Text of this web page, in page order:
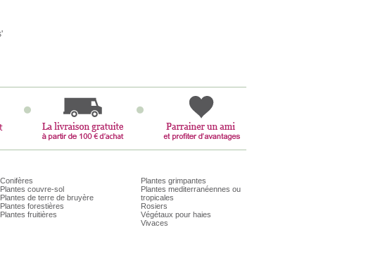
Conifères
Plantes couvre-sol
Plantes de terre de bruyère
Plantes forestières
Plantes fruitières
Plantes grimpantes
Plantes mediterranéennes ou
tropicales
Rosiers
Végétaux pour haies
Vivaces